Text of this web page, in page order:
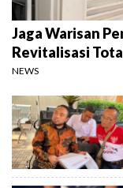
Jaga Warisan
Revitalisasi
NEWS